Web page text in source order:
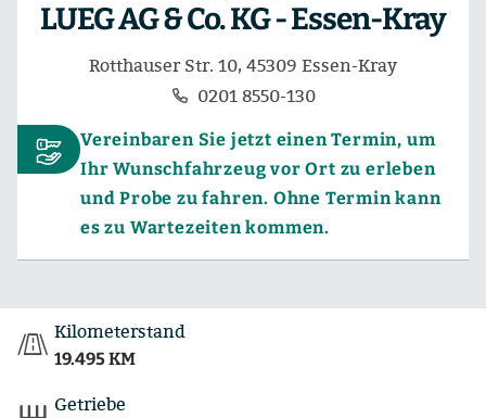
LUEG AG & Co. KG - Essen-Kray
Rotthauser Str. 10, 45309 Essen-Kray
0201 8550-130
Vereinbaren Sie jetzt einen Termin, um
Ihr Wunschfahrzeug vor Ort zu erleben
und Probe zu fahren. Ohne Termin kann
es zu Wartezeiten kommen.
Kilometerstand
19.495 KM
Getriebe